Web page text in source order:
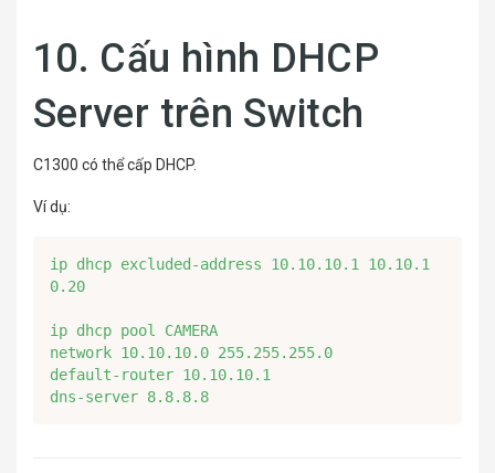
10. Cấu hình DHCP
Server trên Switch
C1300 có thể cấp DHCP.
Ví dụ:
ip dhcp excluded-address 10.10.10.1 10.10.1
0.20
ip dhcp pool CAMERA
network 10.10.10.0 255.255.255.0
default-router 10.10.10.1
dns-server 8.8.8.8